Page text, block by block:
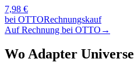
7,98 €
bei OTTORechnungskauf
Auf Rechnung bei OTTO →
Wo Adapter Universe